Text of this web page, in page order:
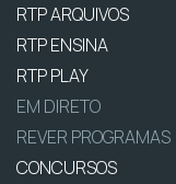
RTP ARQUIVOS
RTP ENSINA
RTP PLAY
EM DIRETO
REVER PROGRAMAS
CONCURSOS